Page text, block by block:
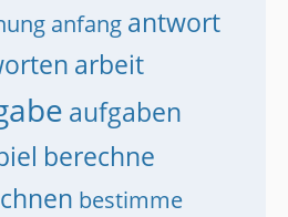
anfang antwort
arbeit
aufgaben
berechne
bestimme